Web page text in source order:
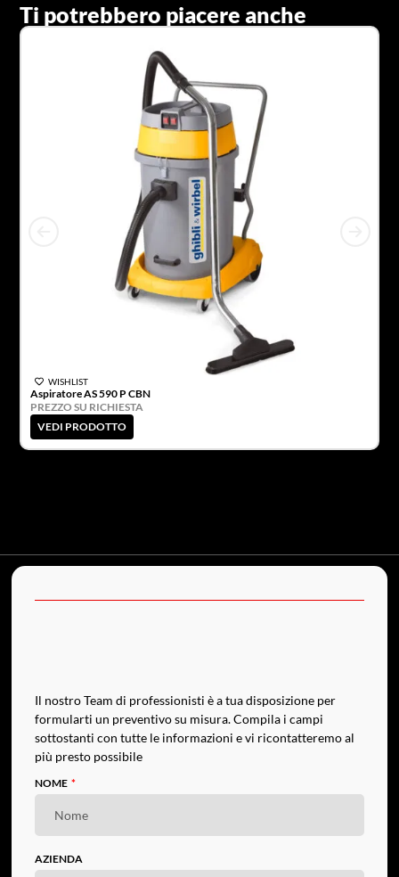
Ti potrebbero piacere anche
WISHLIST
Aspiratore AS 590 P CBN
PREZZO SU RICHIESTA
VEDI PRODOTTO
Il nostro Team di professionisti è a tua disposizione per
formularti un preventivo su misura. Compila i campi
sottostanti con tutte le informazioni e vi ricontatteremo al
più presto possibile
NOME
AZIENDA